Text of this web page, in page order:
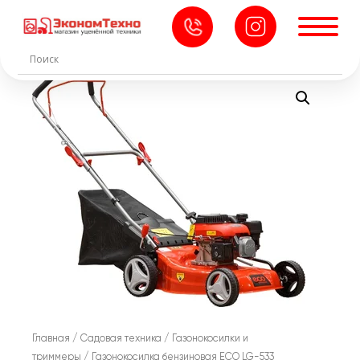
Главная / Садовая техника / Газонокосилки и
триммеры / Газонокосилка бензиновая ECO LG-533